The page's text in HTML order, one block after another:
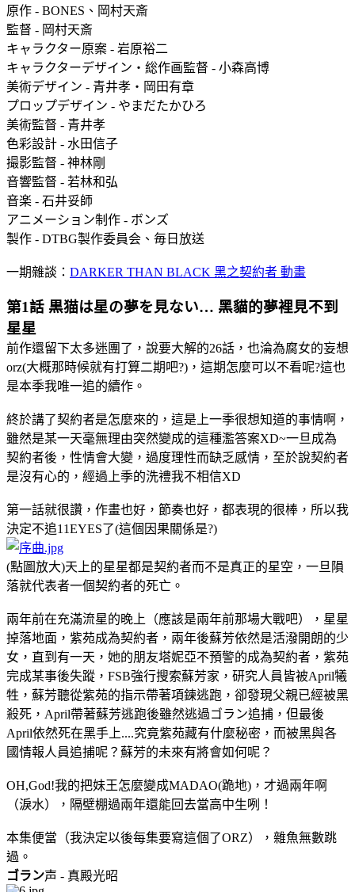
原作 - BONES、岡村天斎
監督 - 岡村天斎
キャラクター原案 - 岩原裕二
キャラクターデザイン・総作画監督 - 小森高博
美術デザイン - 青井孝・岡田有章
プロップデザイン - やまだたかひろ
美術監督 - 青井孝
色彩設計 - 水田信子
撮影監督 - 神林剛
音響監督 - 若林和弘
音楽 - 石井妥師
アニメーション制作 - ボンズ
製作 - DTBG製作委員会、毎日放送
一期雜談： DARKER THAN BLACK 黑之契約者 動畫
第1話 黒猫は星の夢を見ない… 黑貓的夢裡見不到
星星
前作還留下太多迷團了，說要大解的26話，也淪為腐女的妄想
orz(大概那時候就有打算二期吧?)，這期怎麼可以不看呢?這也
是本季我唯一追的續作。
終於講了契約者是怎麼來的，這是上一季很想知道的事情啊，
雖然是某一天毫無理由突然變成的這種濫答案XD~一旦成為
契約者後，性情會大變，過度理性而缺乏感情，至於說契約者
是沒有心的，經過上季的洗禮我不相信XD
第一話就很讚，作畫也好，節奏也好，都表現的很棒，所以我
決定不追11EYES了(這個因果關係是?)
(點圖放大)天上的星星都是契約者而不是真正的星空，一旦隕
落就代表者一個契約者的死亡。
兩年前在充滿流星的晚上（應該是兩年前那場大戰吧），星星
掉落地面，紫苑成為契約者，兩年後蘇芳依然是活潑開朗的少
女，直到有一天，她的朋友塔妮亞不預警的成為契約者，紫苑
完成某事後失蹤，FSB強行搜索蘇芳家，研究人員皆被April犧
牲，蘇芳聽從紫苑的指示帶著項鍊逃跑，卻發現父親已經被黑
殺死，April帶著蘇芳逃跑後雖然逃過ゴラン追捕，但最後
April依然死在黑手上....究竟紫苑藏有什麼秘密，而被黑與各
國情報人員追捕呢？蘇芳的未來有將會如何呢？
OH,God!我的把妹王怎麼變成MADAO(跪地)，才過兩年啊
（淚水），隔壁棚過兩年還能回去當高中生咧！
本集便當（我決定以後每集要寫這個了ORZ），雜魚無數跳
過。
ゴラン声 - 真殿光昭